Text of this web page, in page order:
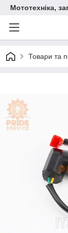
Мототехніка,
Товари та